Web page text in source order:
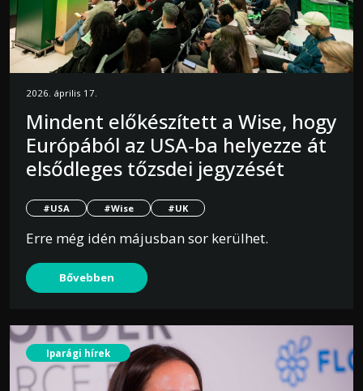
2026. április 17.
Mindent előkészített a Wise, hogy
Európából az USA-ba helyezze át
elsődleges tőzsdei jegyzését
#USA #Wise #UK
Erre még idén májusban sor kerülhet.
Bővebben
Iparági hírek